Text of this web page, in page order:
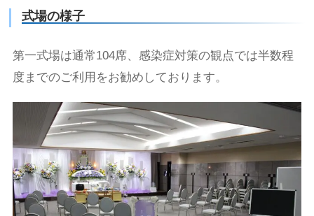
式場の様子
第一式場は通常104席、感染症対策の観点では半数程
度までのご利用をお勧めしております。